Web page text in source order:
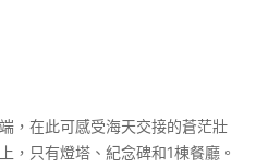
，在此可感受海天交接的蒼茫壯
，只有燈塔、紀念碑和1棟餐廳。